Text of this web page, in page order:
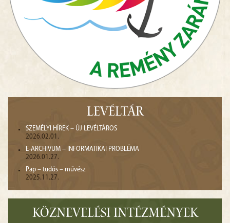
LEVÉLTÁR
SZEMÉLYI HÍREK – ÚJ LEVÉLTÁROS
2026.02.01.
E-ARCHIVUM – INFORMATIKAI PROBLÉMA
2026.01.27.
Pap – tudós – művész
2025.11.27.
KÖZNEVELÉSI INTÉZMÉNYEK